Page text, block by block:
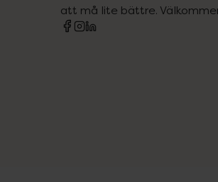
att må lite bättre.